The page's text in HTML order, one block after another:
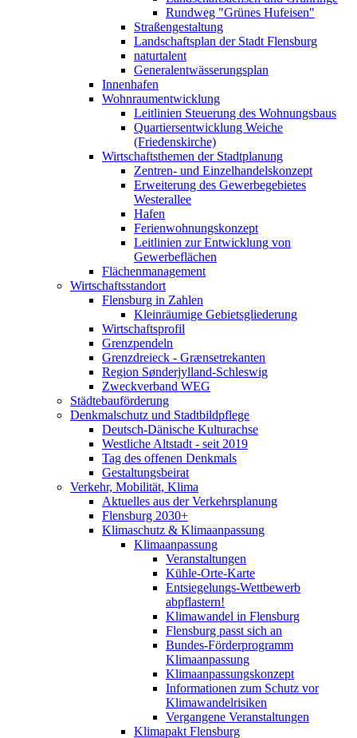
Rundweg "Grünes Hufeisen"
Straßengestaltung
Landschaftsplan der Stadt Flensburg
naturtalent
Generalentwässerungsplan
Innenhafen
Wohnraumentwicklung
Leitlinien Steuerung des Wohnungsbaus
Quartiersentwicklung Weiche
(Friedenskirche)
Wirtschaftsthemen der Stadtplanung
Zentren- und Einzelhandelskonzept
Erweiterung des Gewerbegebietes
Westerallee
Hafen
Ferienwohnungskonzept
Leitlinien zur Entwicklung von
Gewerbeflächen
Flächenmanagement
Wirtschaftsstandort
Flensburg in Zahlen
Kleinräumige Gebietsgliederung
Wirtschaftsprofil
Grenzpendeln
Grenzdreieck - Grænsetrekanten
Region Sønderjylland-Schleswig
Zweckverband WEG
Städtebauförderung
Denkmalschutz und Stadtbildpflege
Deutsch-Dänische Kulturachse
Westliche Altstadt - seit 2019
Tag des offenen Denkmals
Gestaltungsbeirat
Verkehr, Mobilität, Klima
Aktuelles aus der Verkehrsplanung
Flensburg 2030+
Klimaschutz & Klimaanpassung
Klimaanpassung
Veranstaltungen
Kühle-Orte-Karte
Entsiegelungs-Wettbewerb
abpflastern!
Klimawandel in Flensburg
Flensburg passt sich an
Bundes-Förderprogramm
Klimaanpassung
Klimaanpassungskonzept
Informationen zum Schutz vor
Klimawandelrisiken
Vergangene Veranstaltungen
Klimapakt Flensburg